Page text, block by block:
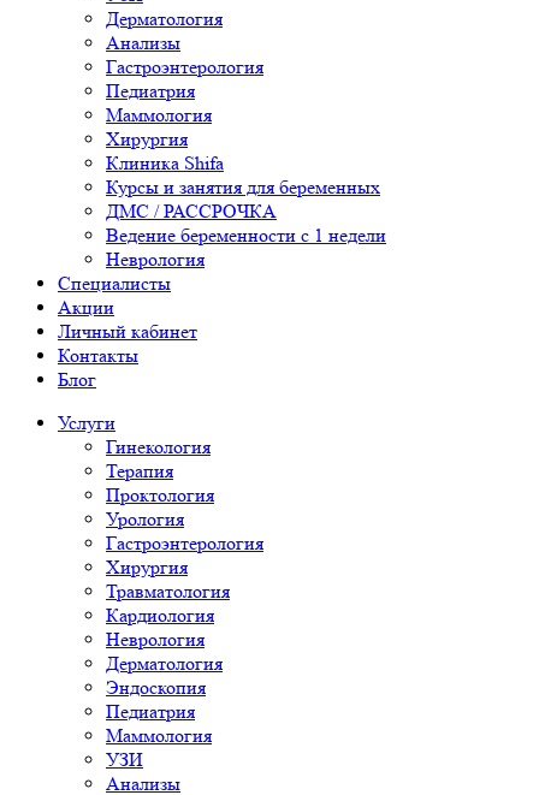
Дерматология
Анализы
Гастроэнтерология
Педиатрия
Маммология
Хирургия
Клиника Shifa
Курсы и занятия для беременных
ДМС / РАССРОЧКА
Ведение беременности с 1 недели
Неврология
Специалисты
Акции
Личный кабинет
Контакты
Блог
Услуги
Гинекология
Терапия
Проктология
Урология
Гастроэнтерология
Хирургия
Травматология
Кардиология
Неврология
Дерматология
Эндоскопия
Педиатрия
Маммология
УЗИ
Анализы